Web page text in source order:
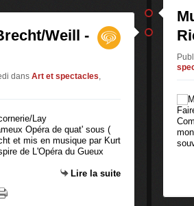
Weill -
dans Art et spectacles,
Opéra de quat' sous (
et mis en musique par Kurt
de L'Opéra du Gueux
Lire la suite